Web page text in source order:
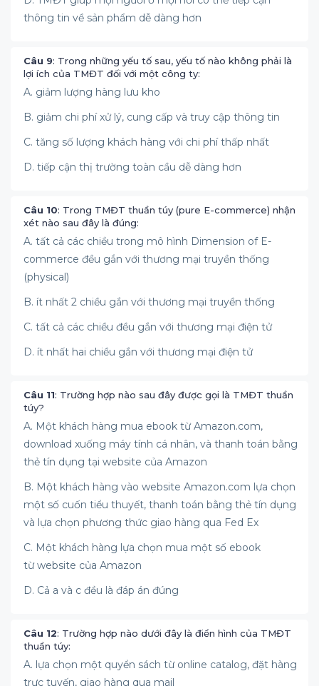
thông tin về sản phẩm dễ dàng hơn
Câu 9: Trong những yếu tố sau, yếu tố nào không phải là
lợi ích của TMĐT đối với một công ty:
A. giảm lượng hàng lưu kho
B. giảm chi phí xử lý, cung cấp và truy cập thông tin
C. tăng số lượng khách hàng với chi phí thấp nhất
D. tiếp cận thị trường toàn cầu dễ dàng hơn
Câu 10: Trong TMĐT thuần túy (pure E-commerce) nhận
xét nào sau đây là đúng:
A. tất cả các chiều trong mô hình Dimension of E-
commerce đều gắn với thương mại truyền thống
(physical)
B. ít nhất 2 chiều gắn với thương mại truyền thống
C. tất cả các chiều đều gắn với thương mại điện tử
D. ít nhất hai chiều gắn với thương mại điện tử
Câu 11: Trường hợp nào sau đây được gọi là TMĐT thuần
túy?
A. Một khách hàng mua ebook từ Amazon.com,
download xuống máy tính cá nhân, và thanh toán bằng
thẻ tín dụng tại website của Amazon
B. Một khách hàng vào website Amazon.com lựa chọn
một số cuốn tiểu thuyết, thanh toán bằng thẻ tín dụng
và lựa chọn phương thức giao hàng qua Fed Ex
C. Một khách hàng lựa chọn mua một số ebook
từ website của Amazon
D. Cả a và c đều là đáp án đúng
Câu 12: Trường hợp nào dưới đây là điển hình của TMĐT
thuần túy:
A. lựa chọn một quyển sách từ online catalog, đặt hàng
trực tuyến, giao hàng qua mail